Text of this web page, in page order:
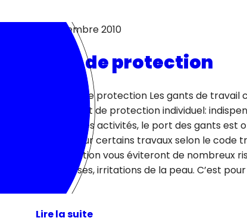
26 novembre 2010
Gant de protection
Les gants de protection Les gants de travail
équipement de protection individuel:
nombreuses activités, le port des gants est
France pour certains travaux selon le code
de protection vous éviteront de nombreux
dermatoses, irritations de la peau. C’est
Lire la suite